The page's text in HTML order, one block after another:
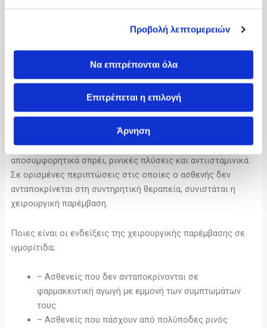
Προβολή λεπτομερειών
Να επιτρέπονται όλα
Επιτρέπεται η επιλογή
Άρνηση
ιατρείο από εξειδικευμένο Ωτορινολαρυγγολόγο γρήγορα,
εύκολα και ανώδυνα. Σε ορισμένα περιστατικά απαιτείται η
διενέργεια απεικονιστικού ελέγχου (απλή ακτινογραφία ή
και αξονική τομογραφία).
Πώς θεραπεύεται η ιγμορίτιδα;
Η αρχική θεραπεία της ιγμορίτιδας είναι φαρμακευτική.
Ανάλογα με τη βαρύτητα χορηγείται αντιβίωση, ρινικά
αποσυμφορητικά σπρέι, ρινικές πλύσεις και αντιισταμινικά.
Σε ορισμένες περιπτώσεις στις οποίες ο ασθενής δεν
ανταποκρίνεται στη συντηρητική θεραπεία, συνιστάται η
χειρουργική παρέμβαση.
Ποιες είναι οι ενδείξεις της χειρουργικής παρέμβασης σε
ιγμορίτιδα;
– Ασθενείς που δεν ανταποκρίνονται σε
φαρμακευτική αγωγή με εμμονή των συμπτωμάτων
τους
– Ασθενείς που πάσχουν από πολύποδες ρινός